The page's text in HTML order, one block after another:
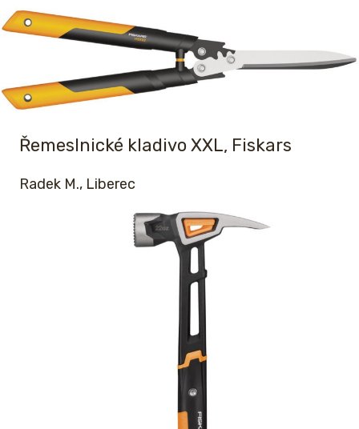
Řemeslnické kladivo XXL, Fiskars
Radek M., Liberec